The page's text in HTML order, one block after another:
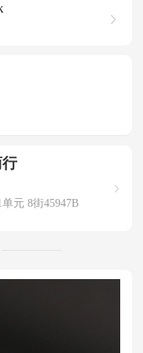
元 8街45947B